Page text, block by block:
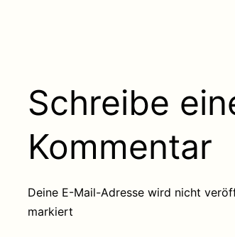
Schreibe
Kommentar
Deine E-Mail-Adresse wird nicht
markiert